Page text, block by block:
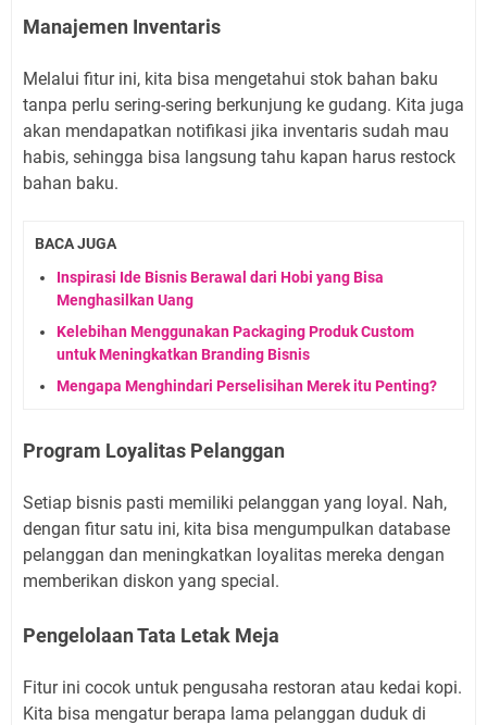
Manajemen Inventaris
Melalui fitur ini, kita bisa mengetahui stok bahan baku
tanpa perlu sering-sering berkunjung ke gudang. Kita juga
akan mendapatkan notifikasi jika inventaris sudah mau
habis, sehingga bisa langsung tahu kapan harus restock
bahan baku.
BACA JUGA
Inspirasi Ide Bisnis Berawal dari Hobi yang Bisa
Menghasilkan Uang
Kelebihan Menggunakan Packaging Produk Custom
untuk Meningkatkan Branding Bisnis
Mengapa Menghindari Perselisihan Merek itu Penting?
Program Loyalitas Pelanggan
Setiap bisnis pasti memiliki pelanggan yang loyal. Nah,
dengan fitur satu ini, kita bisa mengumpulkan database
pelanggan dan meningkatkan loyalitas mereka dengan
memberikan diskon yang special.
Pengelolaan Tata Letak Meja
Fitur ini cocok untuk pengusaha restoran atau kedai kopi.
Kita bisa mengatur berapa lama pelanggan duduk di